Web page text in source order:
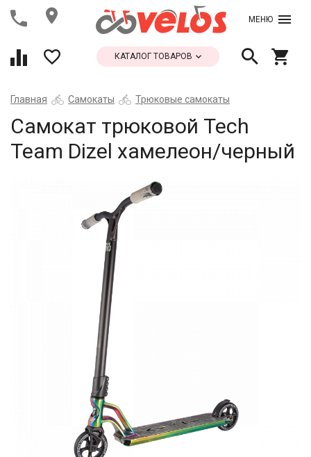
МЕНЮ
КАТАЛОГ ТОВАРОВ
Главная Самокаты Трюковые самокаты
Самокат трюковой Tech
Team Dizel хамелеон/черный